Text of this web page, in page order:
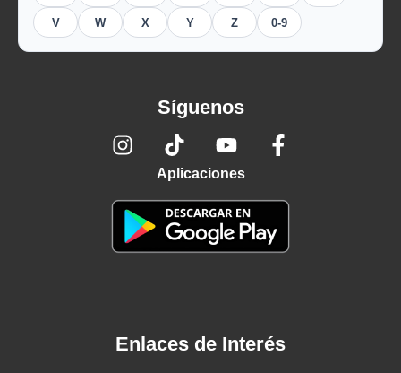
V W X Y Z 0-9
Síguenos
Aplicaciones
Enlaces de Interés